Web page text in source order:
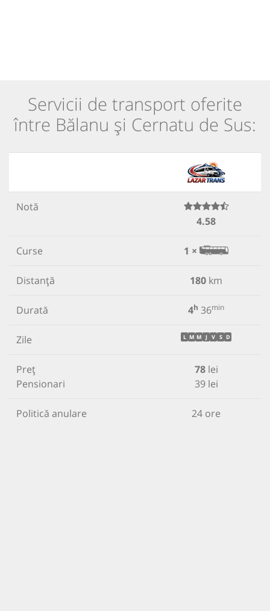
Servicii de transport oferite
între Bălanu și Cernatu de Sus:
Notă
4.58
Curse 1 ×
Distanță 180 km
Durată 4h 36min
Zile L M M J V S D
Preț
Pensionari
78lei
39 lei
Politică anulare 24 ore